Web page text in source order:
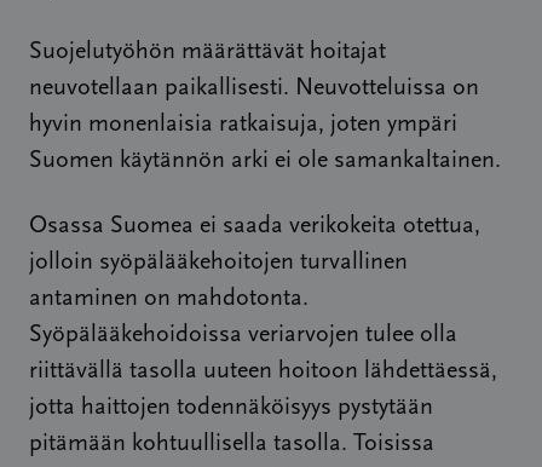
Suojelutyöhön määrättävät hoitajat
neuvotellaan paikallisesti. Neuvotteluissa on
hyvin monenlaisia ratkaisuja, joten ympäri
Suomen käytännön arki ei ole samankaltainen.
Osassa Suomea ei saada verikokeita otettua,
jolloin syöpälääkehoitojen turvallinen
antaminen on mahdotonta.
Syöpälääkehoidoissa veriarvojen tulee olla
riittävällä tasolla uuteen hoitoon lähdettäessä,
jotta haittojen todennäköisyys pystytään
pitämään kohtuullisella tasolla. Toisissa